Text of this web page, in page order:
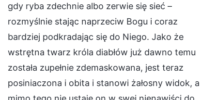
gdy ryba zdechnie albo zerwie się sieć –
rozmyślnie stając naprzeciw Bogu i coraz
bardziej podkradając się do Niego. Jako że
wstrętna twarz króla diabłów już dawno temu
została zupełnie zdemaskowana, jest teraz
posiniaczona i obita i stanowi żałosny widok, a